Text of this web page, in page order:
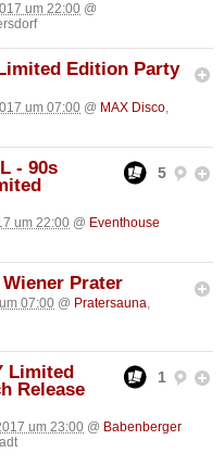
um 22:00 @
Edition Party
um 07:00 @ MAX Disco
5
- 90s
um 22:00 @ Eventhouse
Prater
07:00 @ Pratersauna,
1
Limited
Release
um 23:00 @ Babenberger